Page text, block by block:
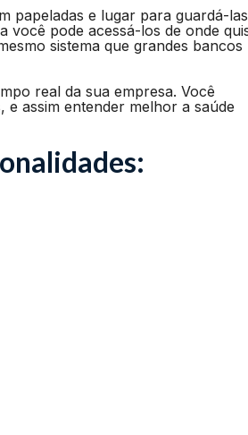
papeladas e lugar para guardá-las
você pode acessá-los de onde
sistema que grandes bancos
real da sua empresa. Você
e assim entender melhor a saúde